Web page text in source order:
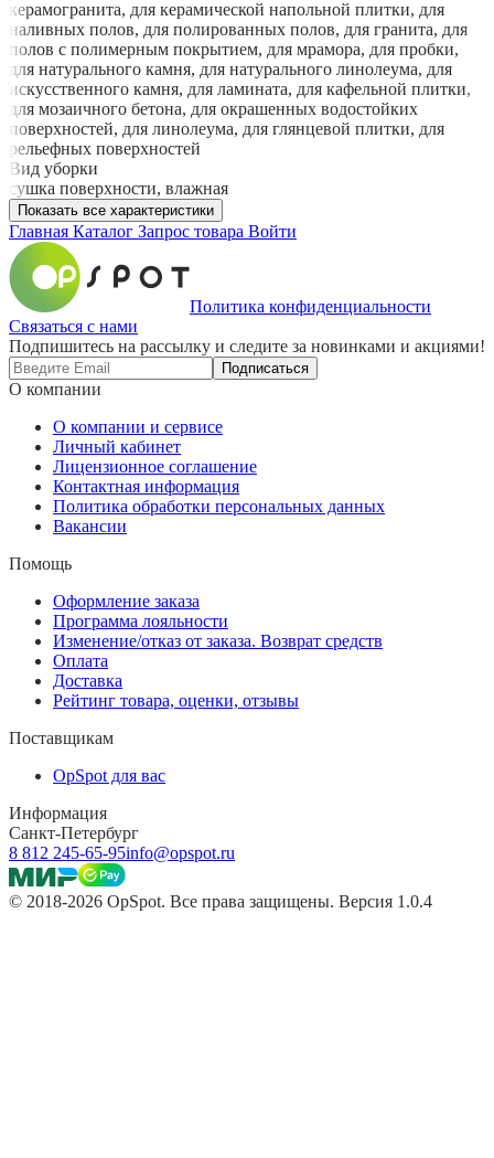
керамогранита, для керамической напольной плитки, для
наливных полов, для полированных полов, для гранита, для
полов с полимерным покрытием, для мрамора, для пробки,
для натурального камня, для натурального линолеума, для
искусственного камня, для ламината, для кафельной плитки,
для мозаичного бетона, для окрашенных водостойких
поверхностей, для линолеума, для глянцевой плитки, для
рельефных поверхностей
Вид уборки
сушка поверхности, влажная
Показать все характеристики
Главная Каталог Запрос товара Войти
Политика конфиденциальности
Связаться с нами
Подпишитесь на рассылку и следите за новинками и акциями!
Подписаться
О компании
О компании и сервисе
Личный кабинет
Лицензионное соглашение
Контактная информация
Политика обработки персональных данных
Вакансии
Помощь
Оформление заказа
Программа лояльности
Изменение/отказ от заказа. Возврат средств
Оплата
Доставка
Рейтинг товара, оценки, отзывы
Поставщикам
OpSpot для вас
Информация
Санкт-Петербург
8 812 245-65-95info@opspot.ru
© 2018-2026 OpSpot. Все права защищены. Версия 1.0.4